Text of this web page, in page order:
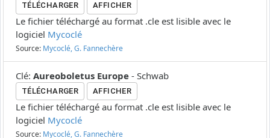
TÉLÉCHARGER AFFICHER
Le fichier téléchargé au format .cle est lisible avec le
logiciel Mycoclé
Source: Mycoclé, G. Fannechère
Clé: Aureoboletus Europe - Schwab
TÉLÉCHARGER AFFICHER
Le fichier téléchargé au format .cle est lisible avec le
logiciel Mycoclé
Source: Mycoclé, G. Fannechère